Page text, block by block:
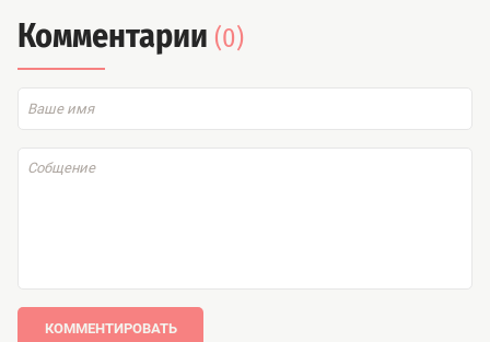
Комментарии (0)
КОММЕНТИРОВАТЬ